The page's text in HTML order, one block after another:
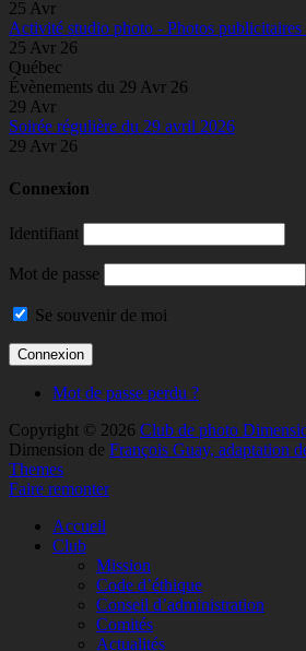
25 Avr
Activité studio photo - Photos publicitaires
25 Avr 26
Québec
Évènements du 29 Avr 26
29 Avr
Soirée régulière du 29 avril 2026
29 Avr 26
Connexion
Identifiant
Mot de passe
Se souvenir de moi
Mot de passe perdu ?
Copyright © 2026 Club de photo
Dimension de François Guay, adaptation
Themes
Faire remonter
Accueil
Club
Mission
Code d’éthique
Conseil d’administration
Comités
Actualités